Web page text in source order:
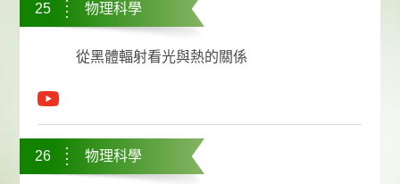
25 物理科學
從黑體輻射看光與熱的關係
26 物理科學